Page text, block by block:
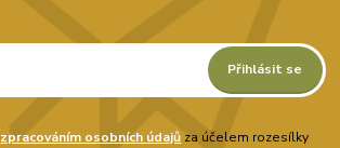
Přihlásit se
zpracováním osobních údajů za účelem rozesílky